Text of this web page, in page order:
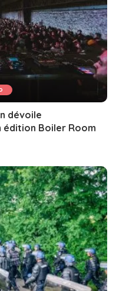
dévoile
édition Boiler Room